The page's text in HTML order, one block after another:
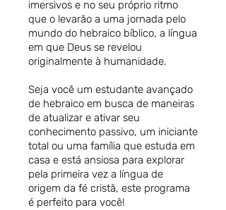
imersivos e no seu próprio ritmo
que o levarão a uma jornada pelo
mundo do hebraico bíblico, a língua
em que Deus se revelou
originalmente à humanidade.
Seja você um estudante avançado
de hebraico em busca de maneiras
de atualizar e ativar seu
conhecimento passivo, um iniciante
total ou uma família que estuda em
casa e está ansiosa para explorar
pela primeira vez a língua de
origem da fé cristã, este programa
é perfeito para você!